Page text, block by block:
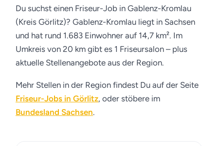
Du suchst einen Friseur-Job in Gablenz-Kromlau
(Kreis Görlitz)? Gablenz-Kromlau liegt in Sachsen
und hat rund 1.683 Einwohner auf 14,7 km². Im
Umkreis von 20 km gibt es 1 Friseursalon – plus
aktuelle Stellenangebote aus der Region.
Mehr Stellen in der Region findest Du auf der Seite
Friseur-Jobs in Görlitz, oder stöbere im
Bundesland Sachsen.